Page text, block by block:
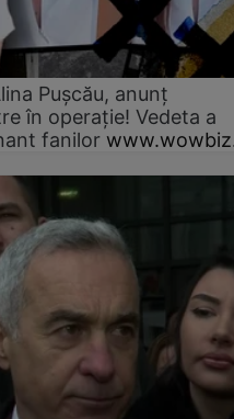
Pușcău, anunț
în operație! Vedeta a
fanilor